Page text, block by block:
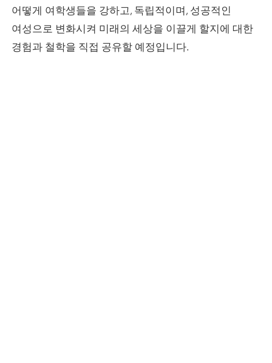
어떻게 여학생들을 강하고, 독립적이며, 성공적인
여성으로 변화시켜 미래의 세상을 이끌게 할지에 대한
경험과 철학을 직접 공유할 예정입니다.